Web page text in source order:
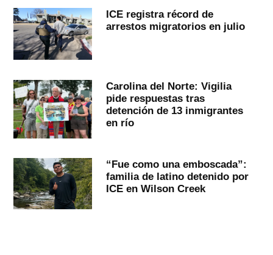
ICE registra récord de
arrestos migratorios en julio
Carolina del Norte: Vigilia
pide respuestas tras
detención de 13 inmigrantes
en río
“Fue como una emboscada”:
familia de latino detenido por
ICE en Wilson Creek